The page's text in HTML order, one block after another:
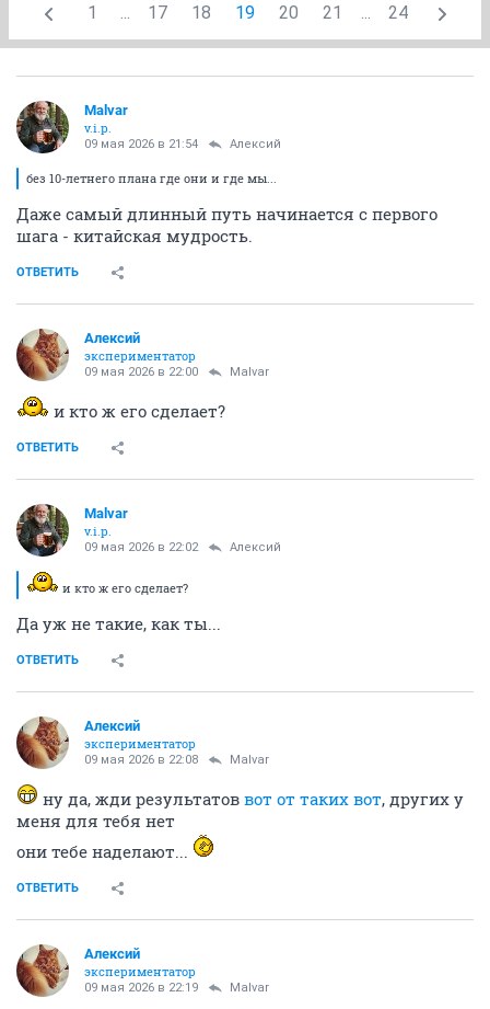
1 ... 17 18 19 20 21 ... 24
Malvar
v.i.p.
09 мая 2026 в 21:54 Алексий
без 10-летнего плана где они и где мы...
Даже самый длинный путь начинается с первого
шага - китайская мудрость.
ОТВЕТИТЬ
Алексий
экспериментатор
09 мая 2026 в 22:00 Malvar
и кто ж его сделает?
ОТВЕТИТЬ
Malvar
v.i.p.
09 мая 2026 в 22:02 Алексий
и кто ж его сделает?
Да уж не такие, как ты...
ОТВЕТИТЬ
Алексий
экспериментатор
09 мая 2026 в 22:08 Malvar
ну да, жди результатов вот от таких вот, других у
меня для тебя нет
они тебе наделают...
ОТВЕТИТЬ
Алексий
экспериментатор
09 мая 2026 в 22:19 Malvar